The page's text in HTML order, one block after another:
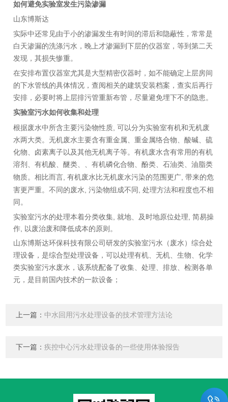
如何避免实验室发生污染渗漏
山东博斯达
实际中还常见由于小的渗漏发生有时间的滞后和隐蔽性，常常是
白天渗漏的洗涤污水，晚上才渗漏到下层的仪器室，等到第二天
发现，其损失惨重。
在安排布置仪器室尤其是大型精密仪器时，如不能确定上层房间
的下水管线的具体情况，查阅相关的建筑安装档案，查实后再行
安排，必要时将上层排污管重新布管，尽量避免埋下不的隐患。
实验室污水如何收集和处理
根据废水中所含主要污染物性质 ,可以分为实验室有机和无机废
水两大类。无机废水主要含有重金属、重金属络合物、酸碱、硫
化物、卤素离子以及其他无机离子等。有机废水含有常用的有机
溶剂、有机酸、醚类、、有机磷化合物、酚类、石油类、油脂类
物质。相比而言 ,有机废水比无机废水污染的范围更广 ,带来的危
害更严重。不同的废水 ,污染物组成不同 ,处理方法和程度也不相
同。
实验室污水的处理本着分类收集 ,就地、及时地原位处理 ,简易操
作
以废治废和降低成本的原则。
山东博斯达环保科技有限公司研发的实验室污水（废水）综合处
理设备，是综合型处理设备，可以处理有机、无机、生物、化学
类实验室污水废水，该系统配备了收集、处理、排放、检测各单
元，是目前国内技术的一款设备；
上一篇： 中水回用污水处理设备的技术管理方法论
下一篇：疾控中心污水处理设备的一些使用体验报告